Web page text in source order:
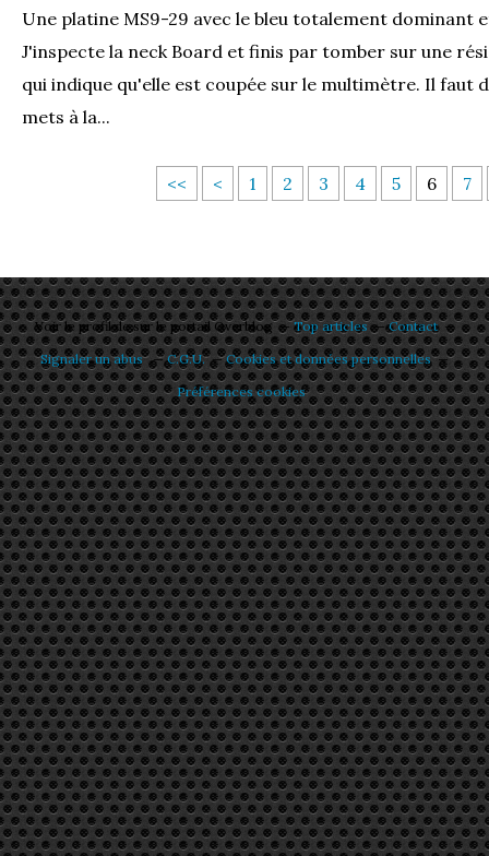
Une platine MS9-29 avec le bleu totalement dominant
J'inspecte la neck Board et finis par tomber sur une
qui indique qu'elle est coupée sur le multimètre. Il faut
mets à la...
<< < 1 2 3 4 5 6 7
Voir le profil desur le portail Overblog Top articles
Contact
Signaler un abus
C.G.U.
Cookies et données personnelles
Préférences cookies